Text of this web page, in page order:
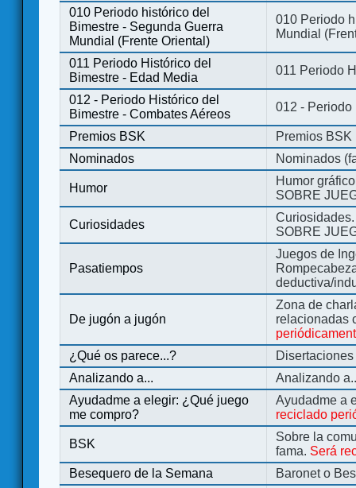
010 Periodo histórico del
Bimestre - Segunda Guerra
Mundial (Frente Oriental)
010 Periodo
Mundial
011 Periodo Histórico del
Bimestre - Edad Media
011 Periodo
012 - Periodo Histórico del
Bimestre - Combates Aéreos
012 - Periodo
Premios BSK
Premios BSK
Nominados
Nominados
Humor
Humor
SOBRE
Curiosidades
SOBRE
Pasatiempos
Juegos de
deductiva/
De jugón a jugón
Zona de
relacionadas
¿Qué os parece...?
Analizando a...
Analizando
Ayudadme a elegir: ¿Qué juego
me compro?
Ayudadme a
reciclado
BSK
Sobre la
fama. Será
Besequero de la Semana
Baronet o